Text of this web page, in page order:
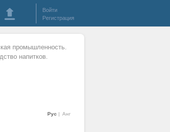
Войти
Регистрация
промышленность.
напитков.
Рус Анг